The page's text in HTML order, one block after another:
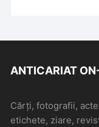
ANTICARIAT
Cărți, fotografii,
etichete, ziare,